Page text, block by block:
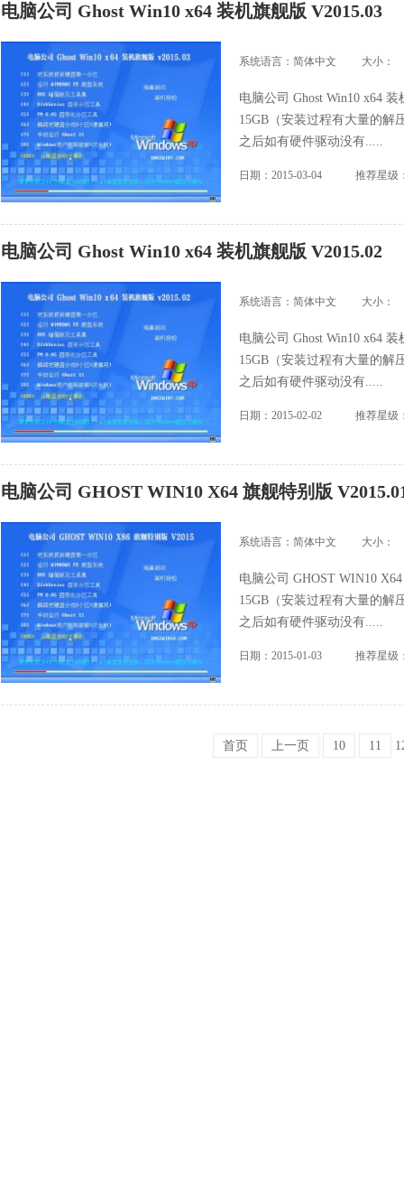
电脑公司 Ghost Win10 x64 装机旗舰版 V2015.03
系统语言：简体中文 大小：
电脑公司 Ghost Win10 x64
15GB（安装过程有大量的解
之后如有硬件驱动没有.....
日期：2015-03-04 推荐星级
电脑公司 Ghost Win10 x64 装机旗舰版 V2015.02
系统语言：简体中文 大小：
电脑公司 Ghost Win10 x64
15GB（安装过程有大量的解
之后如有硬件驱动没有.....
日期：2015-02-02 推荐星级
电脑公司 GHOST WIN10 X64 旗舰特别版
系统语言：简体中文 大小：
电脑公司 GHOST WIN10
15GB（安装过程有大量的解
之后如有硬件驱动没有.....
日期：2015-01-03 推荐星级
首页 上一页 10 11